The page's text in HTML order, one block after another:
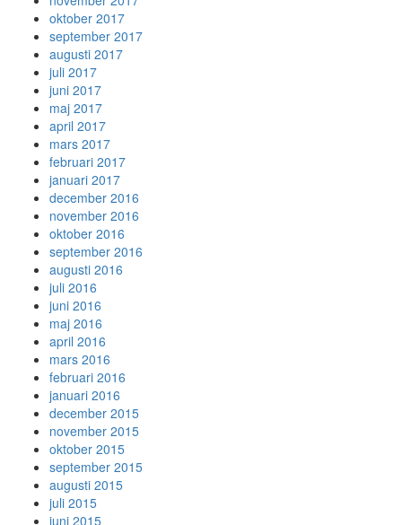
oktober 2017
september 2017
augusti 2017
juli 2017
juni 2017
maj 2017
april 2017
mars 2017
februari 2017
januari 2017
december 2016
november 2016
oktober 2016
september 2016
augusti 2016
juli 2016
juni 2016
maj 2016
april 2016
mars 2016
februari 2016
januari 2016
december 2015
november 2015
oktober 2015
september 2015
augusti 2015
juli 2015
juni 2015